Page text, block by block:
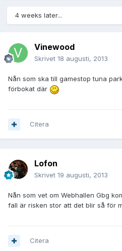
4 weeks later...
Vinewood
Skrivet 18 augusti, 2013
Nån som ska till gamestop tuna
förbokat där
Citera
Lofon
Skrivet 19 augusti, 2013
Nån som vet om Webhallen Gbg
fall är risken stor att det blir så för
Citera